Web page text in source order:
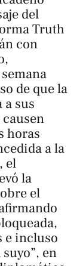
del
Truth
con
de que la
sus
horas
a la
el
la
el
e incluso
en